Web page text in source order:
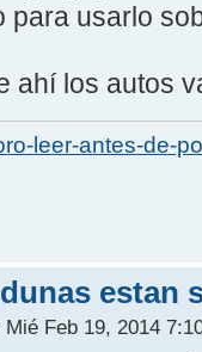
para usarlo
ahí los autos
leer-antes-de-
estan
Mié Feb 19, 2014